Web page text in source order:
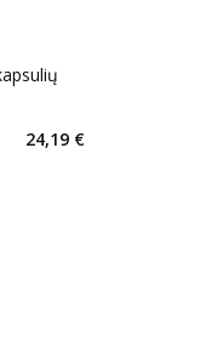
narių nuolaida
24,19 €